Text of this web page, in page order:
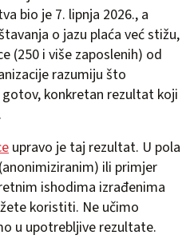
bio je 7. lipnja 2026., a
o jazu plaća već stižu,
(250 i više zaposlenih) od
razumiju što
konkretan rezultat koji
upravo je taj rezultat. U pola
ili primjer
ishodima izrađenima
koristiti. Ne učimo
u upotrebljive rezultate.